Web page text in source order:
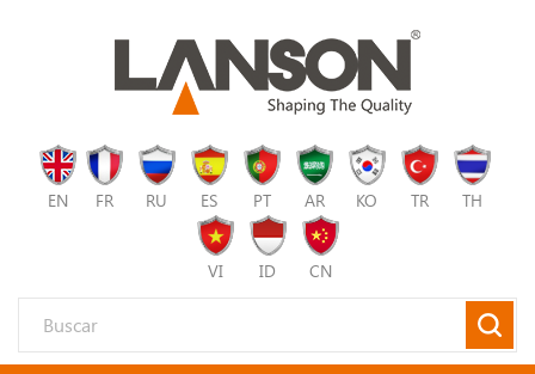
EN FR RU ES PT AR KO TR TH
VI ID CN